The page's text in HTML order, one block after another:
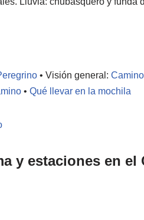
• Visión general:
• Qué llevar en la mochila
y estaciones en el